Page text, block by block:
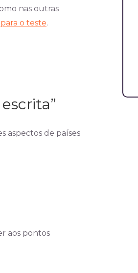
nas outras
o teste.
aspectos de países
aos pontos